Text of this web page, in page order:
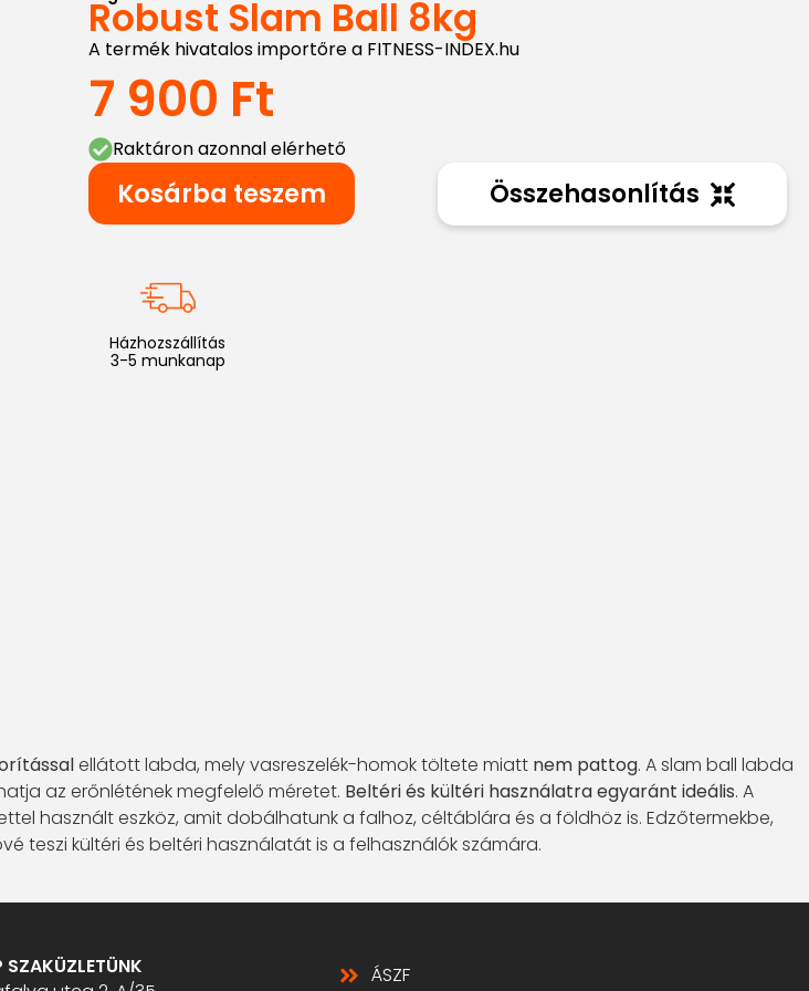
Robust Slam Ball 8kg
A termék hivatalos importőre a FITNESS-INDEX.hu
7 900 Ft
Raktáron azonnal elérhető
Kosárba teszem Összehasonlítás
Házhozszállítás
3-5 munkanap
ellátott labda, mely vasreszelék-homok töltete miatt nem pattog. A slam ball labda
az erőnlétének megfelelő méretet. Beltéri és kültéri használatra egyaránt ideális. A
használt eszköz, amit dobálhatunk a falhoz, céltáblára és a földhöz is. Edzőtermekbe,
teszi kültéri és beltéri használatát is a felhasználók számára.
SZAKÜZLETÜNK
ÁSZF